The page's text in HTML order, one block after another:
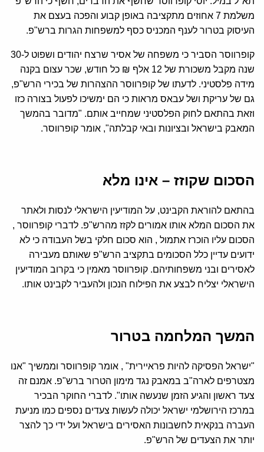
משלמת 7 אחוזים מתקציבה באופן קבוע והפכה בעצם את
העיסוק בטרור לענף המכניס כסף למשפחות הגרות ברש"פ.
קופרווסר הסביר כי משפחה של אסיר שרצח יהודים ושפוט ל-30
שנה מקבל משכורת של 12 אלף ₪ כל חודש, שכר עצום בקנה
מידה פלסטיני. לדעתו של קופרווסר ההצהרות של בכירי הרש"פ,
גם של עריקת ושל עבאס מראות כי הם ימשיכו לפעול בצורה כזו
וזאת בהתאם לחוק הפלסטיני שמחייב אותם. "מדובר בהמשך
המאבק בישראל ובציונות ובאי קבלתה", אומר קופרווסר.
הסכום שקוזז – אינו מלא
בהתאם להוראת הקבינט, על המודיעין הישראלי לנסות ולאתר
את הסכום המלא אותו אמורים לקזז מהרש"פ. לדברי קופרווסר ,
הסכום עליו הוכרז אתמול , הוא סכום חלקי בשל העבודה כי לא
ידועים עדיין כלל הסכומים בתקציב הרש"פ שאותם מעבירה
לאסירים ובני משפחותיהם. קופרווסר מאמין כי בקרוב המודיעין
הישראלי יצליח לבצע את הפילוח הנכון ולהעביר לקבינט אותו.
המשך המלחמה בטרור
"ישראל הפסיקה להיות פראיירית" , אומר קופרווסר וממשיך "אנו
מצטרפים לארה"ב במאבק נגד מימון הטרור ברש"פ. אמנם זה
צעד ראשון והגיע הזמן שנעשה אותו". לדברי החוקר הבכיר
במרכז הירושלמי ישראל יכולה לעשות צעדים נספים כמו מניעת
העברה בנקאית לחשבונות האסירים בישראל ועל ידי כך להצר
יותר את הצעדים של הרש"פ.